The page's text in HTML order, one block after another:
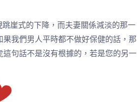
崖式的下降，而夫妻關係減淡的那一
我們男人平時都不做好保健的話，那
句話不是沒有根據的，若是您的另一